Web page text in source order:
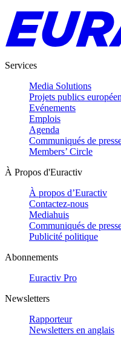
Services
Media Solutions
Projets publics
Evénements
Emplois
Agenda
Communiqués de
Members’ Circle
À Propos d'Euractiv
À propos d’Euractiv
Contactez-nous
Mediahuis
Communiqués de
Publicité politique
Abonnements
Euractiv Pro
Newsletters
Rapporteur
Newsletters en anglais